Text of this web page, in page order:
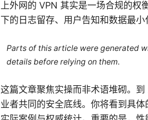
上外网的 VPN 其实是一场合规的权
下的日志留存、用户告知和数据最
Parts of this article were generated
details before relying on them.
这篇文章聚焦实操而非术语堆砌。
业者共同的安全底线。你将看到具